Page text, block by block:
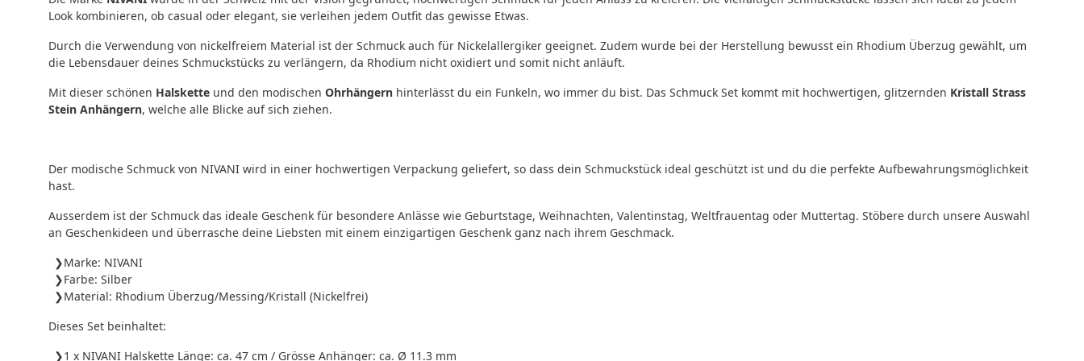
Look kombinieren, ob casual oder elegant, sie verleihen jedem Outfit das gewisse Etwas.
Durch die Verwendung von nickelfreiem Material ist der Schmuck auch für Nickelallergiker geeignet. Zudem wurde bei der Herstellung bewusst ein Rhodium Überzug gewählt, um
die Lebensdauer deines Schmuckstücks zu verlängern, da Rhodium nicht oxidiert und somit nicht anläuft.
Mit dieser schönen Halskette und den modischen Ohrhängern hinterlässt du ein Funkeln, wo immer du bist. Das Schmuck Set kommt mit hochwertigen, glitzernden Kristall Strass
Stein Anhängern, welche alle Blicke auf sich ziehen.
Der modische Schmuck von NIVANI wird in einer hochwertigen Verpackung geliefert, so dass dein Schmuckstück ideal geschützt ist und du die perfekte Aufbewahrungsmöglichkeit
hast.
Ausserdem ist der Schmuck das ideale Geschenk für besondere Anlässe wie Geburtstage, Weihnachten, Valentinstag, Weltfrauentag oder Muttertag. Stöbere durch unsere Auswahl
an Geschenkideen und überrasche deine Liebsten mit einem einzigartigen Geschenk ganz nach ihrem Geschmack.
Marke: NIVANI
Farbe: Silber
Material: Rhodium Überzug/Messing/Kristall (Nickelfrei)
Dieses Set beinhaltet:
1 x NIVANI Halskette Länge: ca. 47 cm / Grösse Anhänger: ca. Ø 11.3 mm